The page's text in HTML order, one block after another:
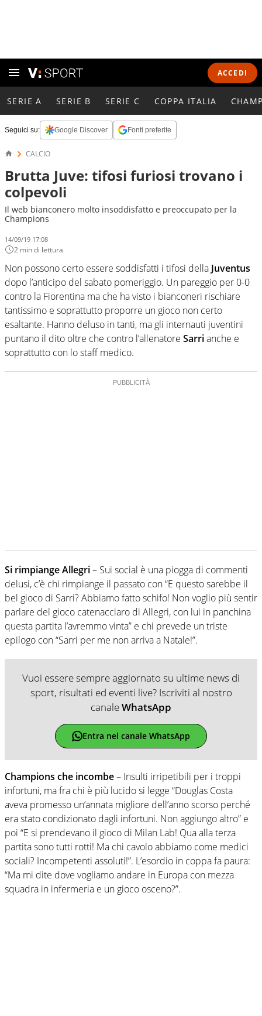
ACCEDI
SERIE A SERIE B SERIE C COPPA ITALIA
Seguici su: Google Discover Fonti preferite
CALCIO
Brutta Juve: tifosi furiosi trovano i
colpevoli
Il web bianconero molto insoddisfatto e preoccupato per la
Champions
14/09/19 17:08
2 min di lettura
Non possono certo essere soddisfatti i tifosi della Juventus
dopo l’anticipo del sabato pomeriggio. Un pareggio per 0-0
contro la Fiorentina ma che ha visto i bianconeri rischiare
tantissimo e soprattutto proporre un gioco non certo
esaltante. Hanno deluso in tanti, ma gli internauti juventini
puntano il dito oltre che contro l’allenatore Sarrianche e
soprattutto con lo staff medico.
Si rimpiange Allegri– Sui social è una piogga di commenti
delusi, c’è chi rimpiange il passato con “E questo sarebbe il
bel gioco di Sarri? Abbiamo fatto schifo! Non voglio più sentir
parlare del gioco catenacciaro di Allegri, con lui in panchina
questa partita l’avremmo vinta” e chi prevede un triste
epilogo con “Sarri per me non arriva a Natale!”.
Vuoi essere sempre aggiornato su ultime news di
sport, risultati ed eventi live? Iscriviti al nostro
canaleWhatsApp
Entra nel canale WhatsApp
Champions che incombe– Insulti irripetibili per i troppi
infortuni, ma fra chi è più lucido si legge “Douglas Costa
aveva promesso un’annata migliore dell’anno scorso perché
era stato condizionato dagli infortuni. Non aggiungo altro” e
poi “E si prendevano il gioco di Milan Lab! Qua alla terza
partita sono tutti rotti! Ma chi cavolo abbiamo come medici
sociali? Incompetenti assoluti!”. L’esordio in coppa fa paura:
“Ma mi dite dove vogliamo andare in Europa con mezza
squadra in infermeria e un gioco osceno?”.